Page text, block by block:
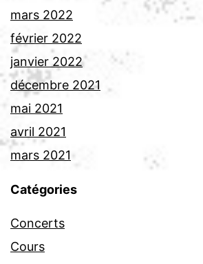
mars 2022
février 2022
janvier 2022
décembre 2021
mai 2021
avril 2021
mars 2021
Catégories
Concerts
Cours